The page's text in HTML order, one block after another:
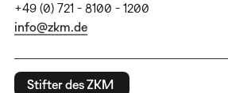
+49 (0) 721 - 8100 - 1200
info@zkm.de
Stifter des ZKM